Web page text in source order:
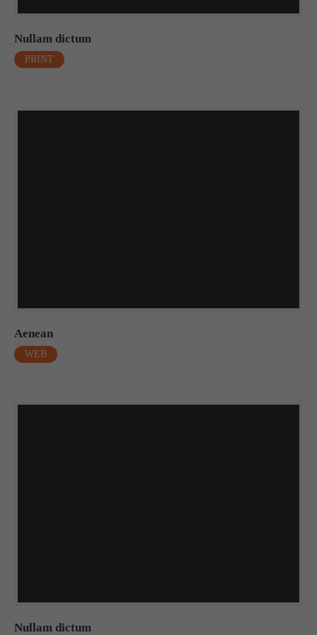
Lorem ipsum dolor sit amet, consectetuer adipiscing elit.
nascetur ridiculus mus. Donec quam felis, ultricies nec.
Nullam dictum
PRINT
Aenean
WEB
Nullam dictum